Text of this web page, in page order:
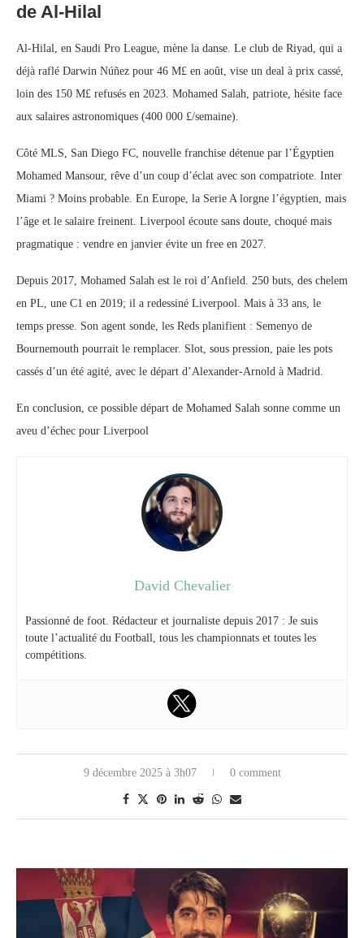
de Al-Hilal
Al-Hilal, en Saudi Pro League, mène la danse. Le club de Riyad, qui a
déjà raflé Darwin Núñez pour 46 M£ en août, vise un deal à prix cassé,
loin des 150 M£ refusés en 2023. Mohamed Salah, patriote, hésite face
aux salaires astronomiques (400 000 £/semaine).
Côté MLS, San Diego FC, nouvelle franchise détenue par l’Égyptien
Mohamed Mansour, rêve d’un coup d’éclat avec son compatriote. Inter
Miami ? Moins probable. En Europe, la Serie A lorgne l’égyptien, mais
l’âge et le salaire freinent. Liverpool écoute sans doute, choqué mais
pragmatique : vendre en janvier évite un free en 2027.
Depuis 2017, Mohamed Salah est le roi d’Anfield. 250 buts, des chelem
en PL, une C1 en 2019; il a redessiné Liverpool. Mais à 33 ans, le
temps presse. Son agent sonde, les Reds planifient : Semenyo de
Bournemouth pourrait le remplacer. Slot, sous pression, paie les pots
cassés d’un été agité, avec le départ d’Alexander-Arnold à Madrid.
En conclusion, ce possible départ de Mohamed Salah sonne comme un
aveu d’échec pour Liverpool
David Chevalier
Passionné de foot. Rédacteur et journaliste depuis 2017 : Je suis
toute l’actualité du Football, tous les championnats et toutes les
compétitions.
9 décembre 2025 à 3h07 0 comment